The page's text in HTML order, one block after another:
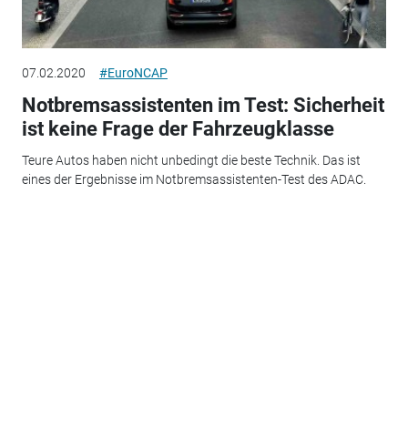
07.02.2020 #EuroNCAP
Notbremsassistenten im Test: Sicherheit
ist keine Frage der Fahrzeugklasse
Teure Autos haben nicht unbedingt die beste Technik. Das ist
eines der Ergebnisse im Notbremsassistenten-Test des ADAC.